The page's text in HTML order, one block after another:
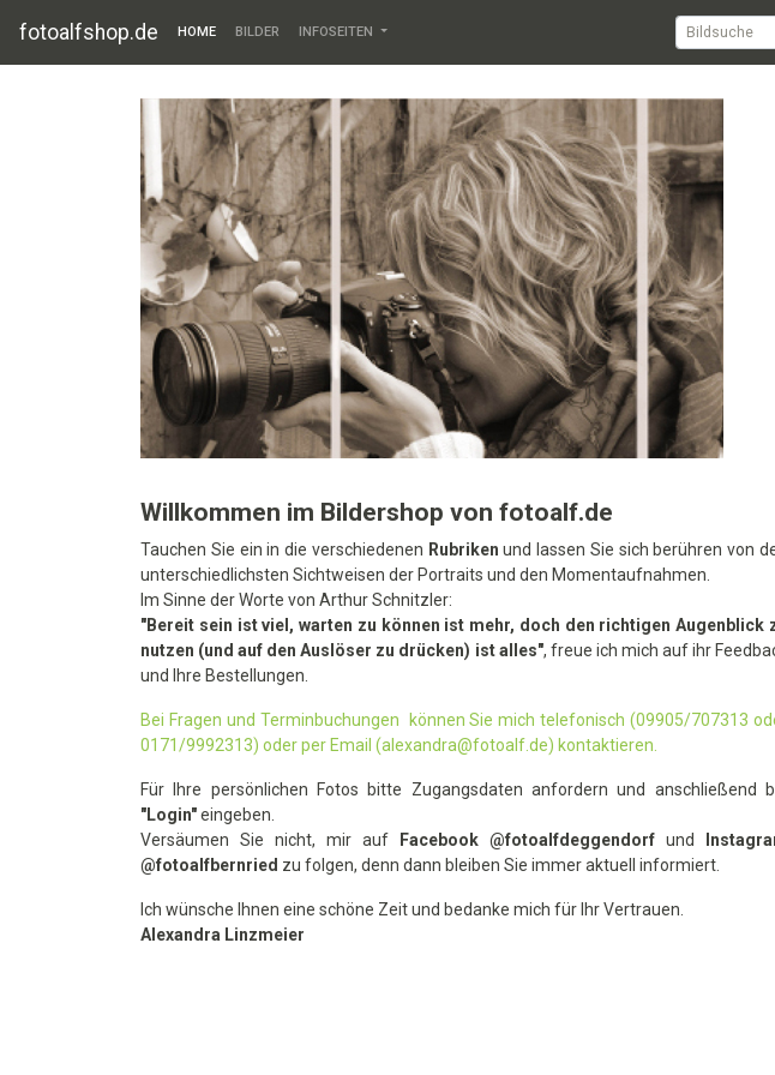
fotoalfshop.de HOME BILDER INFOSEITEN
Willkommen im Bildershop von fotoalf.de
Tauchen Sie ein in die verschiedenen Rubriken und lassen Sie sich berühren von
unterschiedlichsten Sichtweisen der Portraits und den Momentaufnahmen.
Im Sinne der Worte von Arthur Schnitzler:
"Bereit sein ist viel, warten zu können ist mehr, doch den richtigen Augenblick
nutzen (und auf den Auslöser zu drücken) ist alles", freue ich mich auf ihr
und Ihre Bestellungen.
Bei Fragen und Terminbuchungen können Sie mich telefonisch (09905/707313
0171/9992313) oder per Email (alexandra@fotoalf.de) kontaktieren.
Für Ihre persönlichen Fotos bitte Zugangsdaten anfordern und anschließend
"Login"eingeben.
Versäumen Sie nicht, mir auf
Facebook @fotoalfdeggendorf und
@fotoalfbernried zu folgen, denn dann bleiben Sie immer aktuell informiert.
Ich wünsche Ihnen eine schöne Zeit und bedanke mich für Ihr Vertrauen.
Alexandra Linzmeier